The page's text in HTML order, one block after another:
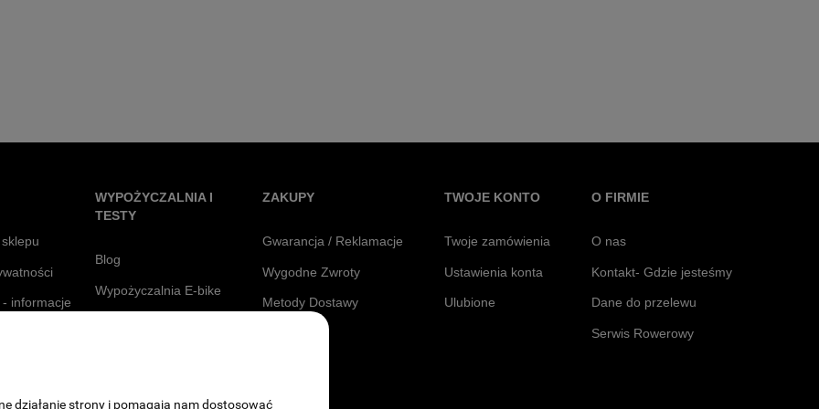
informacje
WYPOŻYCZALNIA I
TESTY
Blog
Wypożyczalnia E-bike
ZAKUPY
Gwarancja / Reklamacje
Wygodne Zwroty
Metody Dostawy
TWOJE KONTO
Twoje zamówienia
Ustawienia konta
Ulubione
O FIRMIE
O nas
Kontakt- Gdzie jesteśmy
Dane do przelewu
Serwis Rowerowy
działanie strony i pomagają nam dostosować